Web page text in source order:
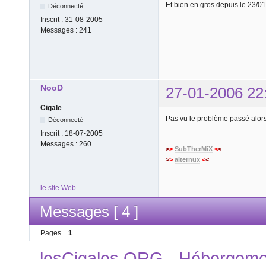
Déconnecté
Inscrit : 31-08-2005
Messages : 241
Et bien en gros depuis le 23/
NooD 27-01-2006
Cigale
Déconnecté
Inscrit : 18-07-2005
Messages : 260
Pas vu le problème passé
>> SubTherMiX <<
>> alternux <<
le site Web
Messages [ 4 ]
Pages 1